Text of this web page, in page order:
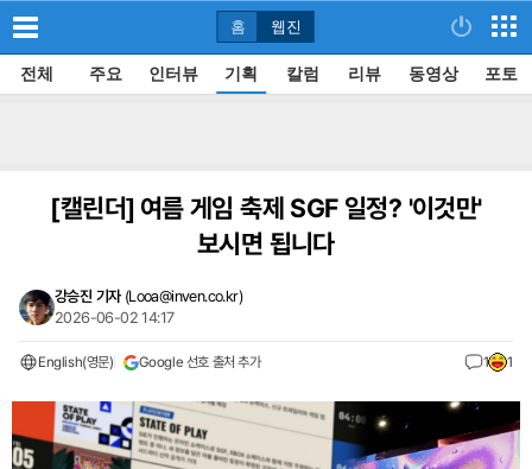
홈 웹진
전체 주요 인터뷰 기획 칼럼 리뷰 동영상 포토
[캘린더]여름 게임 축제 SGF 일정? '이것만'
보시면 됩니다
강승진 기자 (Looa@inven.co.kr)
2026-06-02 14:17
English(영문) Google 선호 출처 추가 1 1